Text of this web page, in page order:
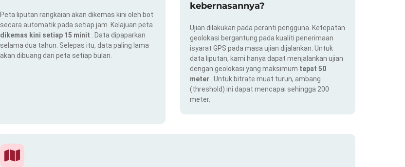
Peta liputan rangkaian akan dikemas kini oleh bot
secara automatik pada setiap jam. Kelajuan peta
dikemas kini setiap 15 minit
. Data dipaparkan
selama dua tahun. Selepas itu, data paling lama
akan dibuang dari peta setiap bulan.
kebernasannya?
Ujian dilakukan pada peranti pengguna. Ketepatan
geolokasi bergantung pada kualiti penerimaan
isyarat GPS pada masa ujian dijalankan. Untuk
data liputan, kami hanya dapat menjalankan ujian
dengan geolokasi yang maksimum tepat 50
meter
. Untuk bitrate muat turun, ambang
(threshold) ini dapat mencapai sehingga 200
meter.